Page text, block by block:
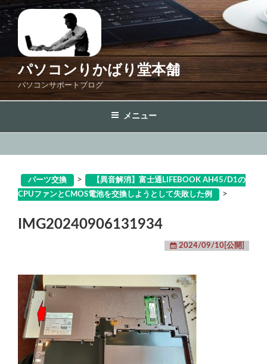
コ
ン
テ
ス
プ
パソコンりかばり堂本舗
パソコンサポートブログ
メニュー
パーツ交換 >
【異音解消】富士通LIFEBOOK AH45/D1の
CPUファンとCMOS電池を交換しようとして失敗した例
>
IMG20240906131934
2024/09/10[公開]